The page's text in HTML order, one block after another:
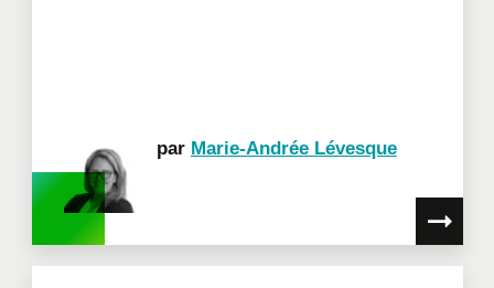
par Marie-Andrée Lévesque